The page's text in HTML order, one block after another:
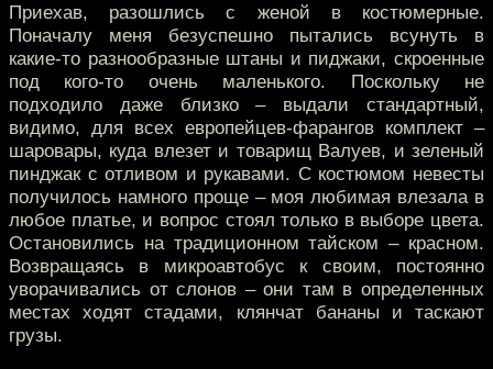
Приехав, разошлись с женой в костюмерные.
Поначалу меня безуспешно пытались всунуть в
какие-то разнообразные штаны и пиджаки, скроенные
под кого-то очень маленького. Поскольку не
подходило даже близко – выдали стандартный,
видимо, для всех европейцев-фарангов комплект –
шаровары, куда влезет и товарищ Валуев, и зеленый
пинджак с отливом и рукавами. С костюмом невесты
получилось намного проще – моя любимая влезала в
любое платье, и вопрос стоял только в выборе цвета.
Остановились на традиционном тайском – красном.
Возвращаясь в микроавтобус к своим, постоянно
уворачивались от слонов – они там в определенных
местах ходят стадами, клянчат бананы и таскают
грузы.